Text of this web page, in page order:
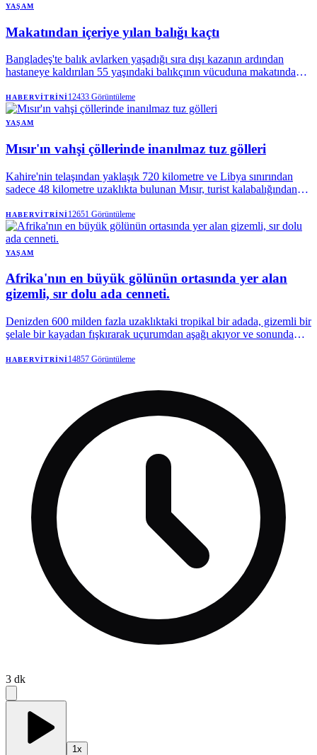
YAŞAM
Makatından içeriye yılan balığı kaçtı
Bangladeş'te balık avlarken yaşadığı sıra dışı kazanın ardından
hastaneye kaldırılan 55 yaşındaki balıkçının vücuduna makatından
HABERVITRINI12433 Görüntüleme
YAŞAM
Mısır'ın vahşi çöllerinde inanılmaz tuz gölleri
Kahire'nin telaşından yaklaşık 720 kilometre ve Libya sınırından
sadece 48 kilometre uzaklıkta bulunan Mısır, turist kalabalığından
saklıyor. Batı Çölü'nün bu ücra köşesine ulaşmanın tek yolu,
başkentten gece yolculuğu yapacak bir minibüs kiralamaktır.
HABERVITRINI12651 Görüntüleme
YAŞAM
Afrika'nın en büyük gölünün ortasında yer alan
gizemli, sır dolu ada cenneti.
Denizden 600 milden fazla uzaklıktaki tropikal bir adada, gizemli bir
şelale bir kayadan fışkırarak uçurumdan aşağı akıyor ve sonunda
birçok Ugandalı için manevi bir harika.
HABERVITRINI14857 Görüntüleme
3 dk
1x